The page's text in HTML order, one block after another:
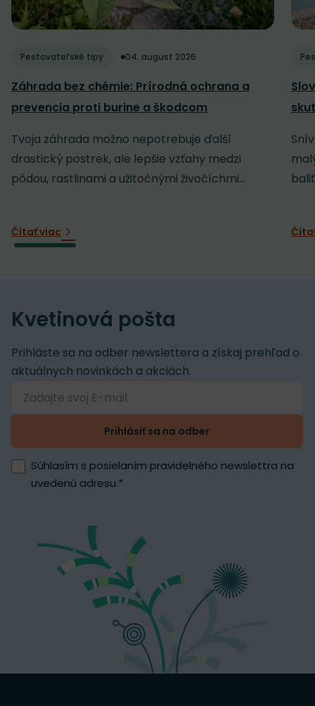
Pestovateľské tipy 04. august 2026
Záhrada bez chémie: Prírodná ochrana a
prevencia proti burine a škodcom
Tvoja záhrada možno nepotrebuje ďalší
drastický postrek, ale lepšie vzťahy medzi
pôdou, rastlinami a užitočnými živočíchmi...
Čítať viac
Kvetinová pošta
Prihláste sa na odber newslettera a získaj prehľad o
aktuálnych novinkách a akciách.
Prihlásiť sa na odber
Súhlasím s posielaním pravidelného newslettra na
uvedenú adresu.*